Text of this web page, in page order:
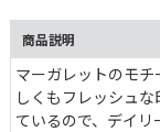
商品説明
マーガレットのモ
しくもフレッシュ
ているので、デイ